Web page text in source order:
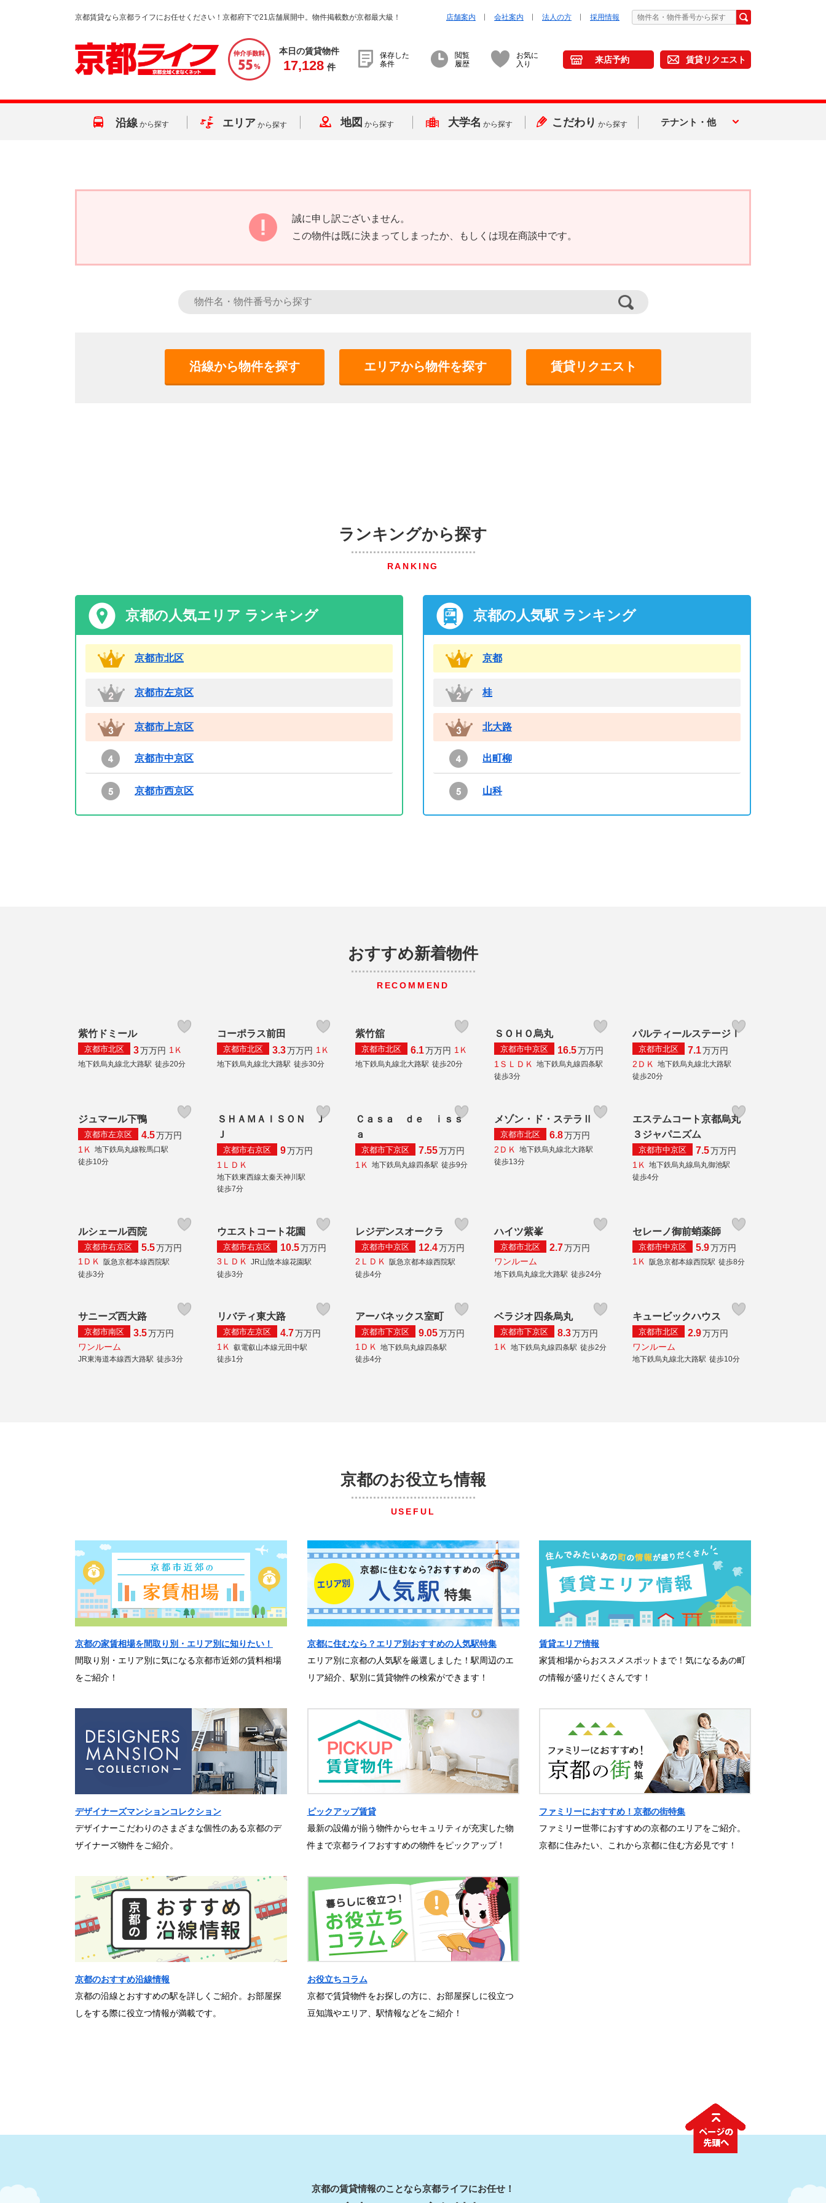
京都賃貸なら京都ライフにお任せください！京都府下で21店舗展開中。物件掲載数が京都最大級！ 店舗案内 会社案内 法人の方 採用情報
本日の賃貸物件
17,128 件
保存した
条件
閲覧
履歴
お気に
入り
来店予約 賃貸リクエスト
沿線 から探す エリア から探す 地図 から探す 大学名 から探す こだわり から探す テナント・他
誠に申し訳ございません。
この物件は既に決まってしまったか、もしくは現在商談中です。
沿線から物件を探す エリアから物件を探す 賃貸リクエスト
ランキングから探す
RANKING
京都の人気エリア ランキング
京都市北区
京都市左京区
京都市上京区
京都市中京区
京都市西京区
京都の人気駅 ランキング
京都
桂
北大路
出町柳
山科
おすすめ新着物件
RECOMMEND
紫竹ドミール
京都市北区 3万万円 1Ｋ
地下鉄烏丸線北大路駅 徒歩20分
コーポラス前田
京都市北区 3.3万万円 1Ｋ
地下鉄烏丸線北大路駅 徒歩30分
紫竹舘
京都市北区 6.1万万円 1Ｋ
地下鉄烏丸線北大路駅 徒歩20分
ＳＯＨＯ烏丸
京都市中京区 16.5万万円
1ＳＬＤＫ
地下鉄烏丸線四条駅
徒歩3分
パルティールステージⅠ
京都市北区 7.1万万円
2ＤＫ
地下鉄烏丸線北大路駅
徒歩20分
ジュマール下鴨
京都市左京区 4.5万万円
1Ｋ
地下鉄烏丸線鞍馬口駅
徒歩10分
ＳＨＡＭＡＩＳＯＮ Ｊ
Ｊ
京都市右京区 9万万円
1ＬＤＫ
地下鉄東西線太秦天神川駅
徒歩7分
Ｃａｓａ ｄｅ ｉｓｓ
ａ
京都市下京区 7.55万万円
1Ｋ
地下鉄烏丸線四条駅 徒歩9分
メゾン・ド・ステラⅡ
京都市北区 6.8万万円
2ＤＫ
地下鉄烏丸線北大路駅
徒歩13分
エステムコート京都烏丸
３ジャパニズム
京都市中京区 7.5万万円
1Ｋ
地下鉄烏丸線烏丸御池駅
徒歩4分
ルシェール西院
京都市右京区 5.5万万円
1ＤＫ 阪急京都本線西院駅
徒歩3分
ウエストコート花園
京都市右京区 10.5万万円
3ＬＤＫ JR山陰本線花園駅
徒歩3分
レジデンスオークラ
京都市中京区 12.4万万円
2ＬＤＫ 阪急京都本線西院駅
徒歩4分
ハイツ紫峯
京都市北区 2.7万万円
ワンルーム
地下鉄烏丸線北大路駅 徒歩24分
セレーノ御前蛸薬師
京都市中京区 5.9万万円
1Ｋ 阪急京都本線西院駅 徒歩8分
サニーズ西大路
京都市南区 3.5万万円
ワンルーム
JR東海道本線西大路駅 徒歩3分
リバティ東大路
京都市左京区 4.7万万円
1Ｋ
叡電叡山本線元田中駅
徒歩1分
アーバネックス室町
京都市下京区 9.05万万円
1ＤＫ
地下鉄烏丸線四条駅
徒歩4分
ベラジオ四条烏丸
京都市下京区 8.3万万円
1Ｋ
地下鉄烏丸線四条駅 徒歩2分
キュービックハウス
京都市北区 2.9万万円
ワンルーム
地下鉄烏丸線北大路駅 徒歩10分
京都のお役立ち情報
USEFUL
京都の家賃相場を間取り別・エリア別に知りたい！
間取り別・エリア別に気になる京都市近郊の賃料相場
をご紹介！
京都に住むなら？エリア別おすすめの人気駅特集
エリア別に京都の人気駅を厳選しました！駅周辺のエ
リア紹介、駅別に賃貸物件の検索ができます！
賃貸エリア情報
家賃相場からおススメスポットまで！気になるあの町
の情報が盛りだくさんです！
デザイナーズマンションコレクション
デザイナーこだわりのさまざまな個性のある京都のデ
ザイナーズ物件をご紹介。
ピックアップ賃貸
最新の設備が揃う物件からセキュリティが充実した物
件まで京都ライフおすすめの物件をピックアップ！
ファミリーにおすすめ！京都の街特集
ファミリー世帯におすすめの京都のエリアをご紹介。
京都に住みたい、これから京都に住む方必見です！
京都のおすすめ沿線情報
京都の沿線とおすすめの駅を詳しくご紹介。お部屋探
しをする際に役立つ情報が満載です。
お役立ちコラム
京都で賃貸物件をお探しの方に、お部屋探しに役立つ
豆知識やエリア、駅情報などをご紹介！
京都の賃貸情報のことなら京都ライフにお任せ！